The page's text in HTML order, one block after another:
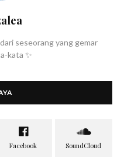
seseorang yang gemar
kata ✨